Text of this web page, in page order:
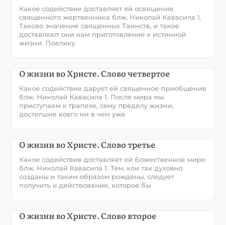
Какое содействие доставляет ей освящение
священного жертвенника блж. Николай Кавасила 1.
Таково значение священных Таинств, и такое
доставляют они нам приготовление к истинной
жизни. Поелику
О жизни во Христе. Слово четвертое
Какое содействие дарует ей священное приобщение
блж. Николай Кавасила 1. После мира мы
приступаем к трапезе, сему пределу жизни,
достигшие коего ни в чем уже
О жизни во Христе. Слово третье
Какое содействие доставляет ей Божественное миро
блж. Николай Кавасила 1. Тем, кои так духовно
созданы и таким образом рождены, следует
получить и действование, которое бы
О жизни во Христе. Слово второе